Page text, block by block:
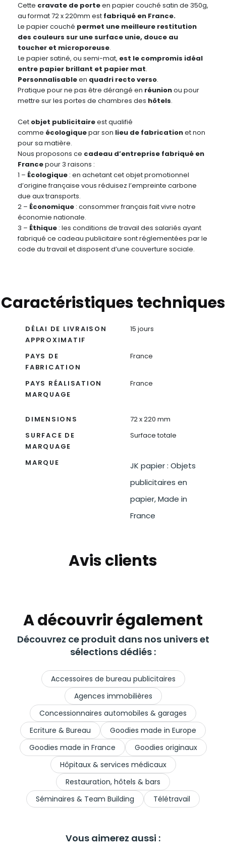
Cette cravate de porteen papier couché satin de 350g,
au format 72 x 220mm est fabriqué en France.
Le papier couché permet une meilleure restitution
des couleurs sur une surface unie, douce au
toucher et microporeuse.
Le papier satiné, ou semi-mat, est le compromis idéal
entre papier brillant et papier mat.
Personnalisableen quadri recto verso.
Pratique pour ne pas être dérangé en réunionou pour
mettre sur les portes de chambres des hôtels.
Cet objet publicitaireest qualifié
comme écologiquepar son lieu de fabricationet non
pour sa matière.
Nous proposons ce cadeau d’entreprise fabriqué en
Francepour 3 raisons :
1 – Écologique : en achetant cet objet promotionnel
d’origine française vous réduisez l’empreinte carbone
due aux transports.
2 – Économique : consommer français fait vivre notre
économie nationale.
3 – Éthique : les conditions de travail des salariés ayant
fabriqué ce cadeau publicitaire sont réglementées par le
code du travail et disposent d’une couverture sociale.
Caractéristiques techniques
DÉLAI DE LIVRAISON
APPROXIMATIF
15 jours
PAYS DE
FABRICATION
France
PAYS RÉALISATION
MARQUAGE
France
DIMENSIONS
72 x 220 mm
SURFACE DE
MARQUAGE
Surface totale
MARQUE
JK papier : Objets
publicitaires en
papier, Made in
France
Avis clients
A découvrir également
Découvrez ce produit dans nos univers et
sélections dédiés :
Accessoires de bureau publicitaires
Agences immobilières
Concessionnaires automobiles & garages
Ecriture & Bureau
Goodies made in Europe
Goodies made in France
Goodies originaux
Hôpitaux & services médicaux
Restauration, hôtels & bars
Séminaires & Team Building
Télétravail
Vous aimerez aussi :